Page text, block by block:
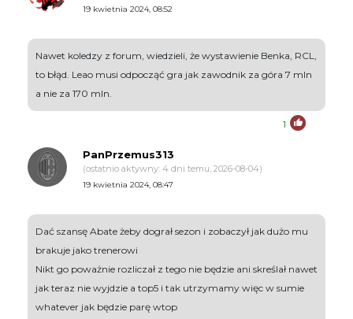
19 kwietnia 2024, 08:52
Nawet koledzy z forum, wiedzieli, że wystawienie Benka, RCL,
to błąd. Leao musi odpocząć gra jak zawodnik za góra 7 mln
a nie za 170 mln.
1
PanPrzemus313
(ostatnio aktywny: 4 dni temu, 2026-08-04)
19 kwietnia 2024, 08:47
Dać szansę Abate żeby dograł sezon i zobaczył jak dużo mu
brakuje jako trenerowi
Nikt go poważnie rozliczał z tego nie będzie ani skreślał nawet
jak teraz nie wyjdzie a top5 i tak utrzymamy więc w sumie
whatever jak będzie parę wtop